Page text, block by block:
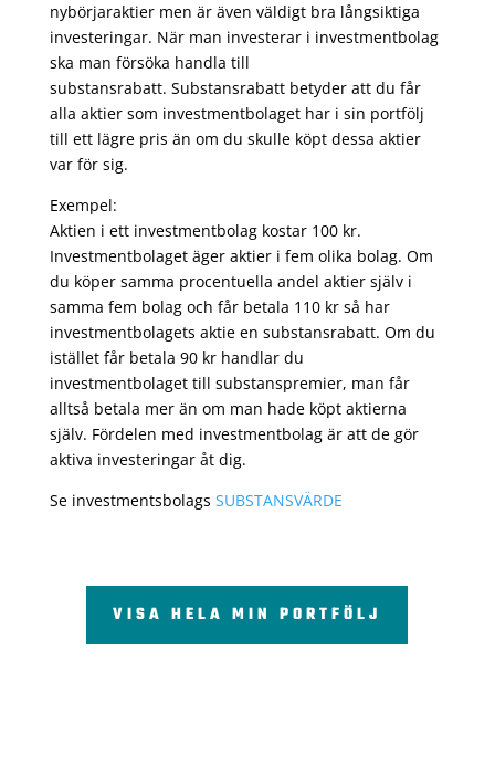
nybörjaraktier men är även väldigt bra långsiktiga
investeringar. När man investerar i investmentbolag
ska man försöka handla till
substansrabatt. Substansrabatt betyder att du får
alla aktier som investmentbolaget har i sin portfölj
till ett lägre pris än om du skulle köpt dessa aktier
var för sig.
Exempel:
Aktien i ett investmentbolag kostar 100 kr.
Investmentbolaget äger aktier i fem olika bolag. Om
du köper samma procentuella andel aktier själv i
samma fem bolag och får betala 110 kr så har
investmentbolagets aktie en substansrabatt. Om du
istället får betala 90 kr handlar du
investmentbolaget till substanspremier, man får
alltså betala mer än om man hade köpt aktierna
själv. Fördelen med investmentbolag är att de gör
aktiva investeringar åt dig.
Se investmentsbolags SUBSTANSVÄRDE
VISA HELA MIN PORTFÖLJ